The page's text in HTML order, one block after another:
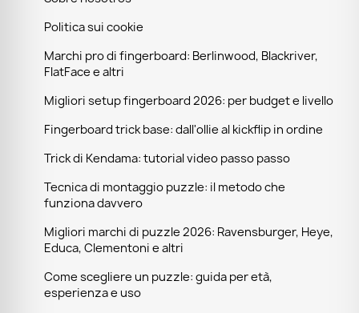
Politica sui cookie
Marchi pro di fingerboard: Berlinwood, Blackriver,
FlatFace e altri
Migliori setup fingerboard 2026: per budget e livello
Fingerboard trick base: dall'ollie al kickflip in ordine
Trick di Kendama: tutorial video passo passo
Tecnica di montaggio puzzle: il metodo che
funziona davvero
Migliori marchi di puzzle 2026: Ravensburger, Heye,
Educa, Clementoni e altri
Come scegliere un puzzle: guida per età,
esperienza e uso